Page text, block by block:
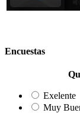
Encuestas
Exelente
Muy